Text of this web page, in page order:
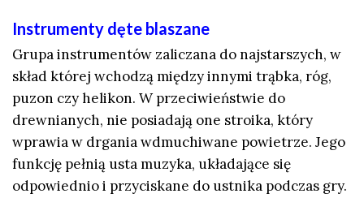
Instrumenty dęte blaszane
Grupa instrumentów zaliczana do najstarszych, w
skład której wchodzą między innymi trąbka, róg,
puzon czy helikon. W przeciwieństwie do
drewnianych, nie posiadają one stroika, który
wprawia w drgania wdmuchiwane powietrze. Jego
funkcję pełnią usta muzyka, układające się
odpowiednio i przyciskane do ustnika podczas gry.